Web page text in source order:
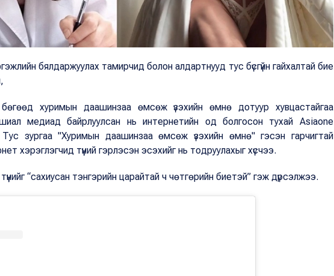
бялдаржуулах тамирчид болон алдартнууд тус бүсгүйн гайхалтай бие
хуримын даашинзаа өмсөж үзэхийн өмнө дотуур хувцастайгаа
медиад байрлуулсан нь интернетийн од болгосон тухай Asiaone
зургаа "Хуримын даашинзаа өмсөж үзэхийн өмнө" гэсэн гарчигтай
хэрэглэгчид түүний гэрлэсэн эсэхийг нь тодруулахыг хүсчээ.
“сахиусан тэнгэрийн царайтай ч чөтгөрийн биетэй” гэж дүрсэлжээ.